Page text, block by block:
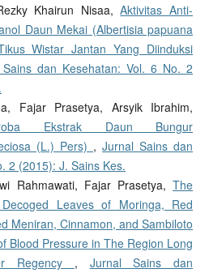
Khairun Nisaa,Aktivitas Anti-
Daun Mekai (Albertisia papuana
Wistar Jantan Yang Diinduksi
dan Kesehatan: Vol. 6 No. 2
Fajar Prasetya, Arsyik Ibrahim,
Ekstrak Daun Bungur
(L.) Pers) ,Jurnal Sains dan
2 (2015): J. Sains Kes.
Rahmawati, Fajar Prasetya,The
Leaves of Moringa, Red
Meniran, Cinnamon, and Sambiloto
Blood Pressure in The Region Long
Regency , Jurnal Sains dan